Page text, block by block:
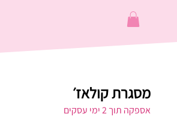
מסגרת קולאז׳
אספקה תוך 2 ימי עסקים